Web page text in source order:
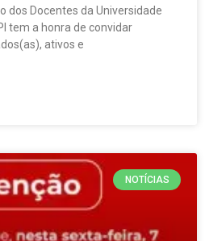
dos Docentes da Universidade
tem a honra de convidar
ativos e
NOTÍCIAS